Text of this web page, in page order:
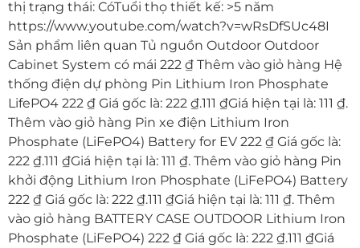
thị trạng thái: CóTuổi thọ thiết kế: >5 năm
https://www.youtube.com/watch?v=wRsDfSUc48I
Sản phẩm liên quan Tủ nguồn Outdoor Outdoor
Cabinet System có mái 222 ₫ Thêm vào giỏ hàng Hệ
thống điện dự phòng Pin Lithium Iron Phosphate
LifePO4 222 ₫ Giá gốc là: 222 ₫.111 ₫Giá hiện tại là: 111 ₫.
Thêm vào giỏ hàng Pin xe điện Lithium Iron
Phosphate (LiFePO4) Battery for EV 222 ₫ Giá gốc là:
222 ₫.111 ₫Giá hiện tại là: 111 ₫. Thêm vào giỏ hàng Pin
khởi động Lithium Iron Phosphate (LiFePO4) Battery
222 ₫ Giá gốc là: 222 ₫.111 ₫Giá hiện tại là: 111 ₫. Thêm
vào giỏ hàng BATTERY CASE OUTDOOR Lithium Iron
Phosphate (LiFePO4) 222 ₫ Giá gốc là: 222 ₫.111 ₫Giá